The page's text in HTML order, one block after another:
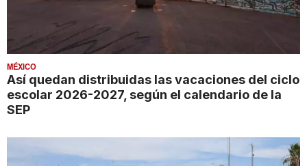
MÉXICO
Así quedan distribuidas las vacaciones del ciclo
escolar 2026-2027, según el calendario de la
SEP